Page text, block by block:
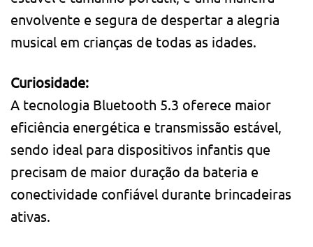
envolvente e segura de despertar a alegria
musical em crianças de todas as idades.
Curiosidade:
A tecnologia Bluetooth 5.3 oferece maior
eficiência energética e transmissão estável,
sendo ideal para dispositivos infantis que
precisam de maior duração da bateria e
conectividade confiável durante brincadeiras
ativas.